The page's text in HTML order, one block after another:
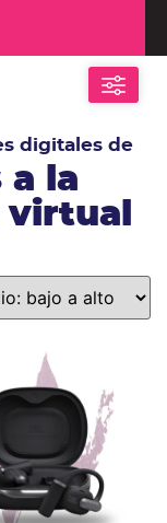
digitales de
a la
virtual